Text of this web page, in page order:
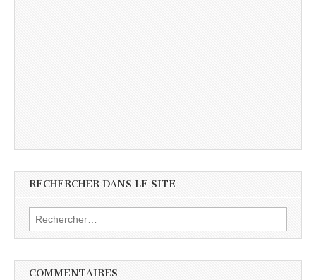
RECHERCHER DANS LE SITE
Rechercher :
COMMENTAIRES